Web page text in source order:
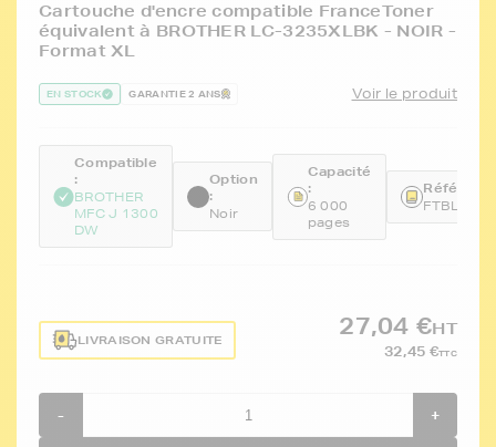
Cartouche d'encre compatible FranceToner
équivalent à BROTHER LC-3235XLBK - NOIR -
Format XL
EN STOCK GARANTIE 2 ANS Voir le produit
Compatible
:
BROTHER
MFC J 1300
DW
Option
:
Noir
Capacité
:
6 000
pages
LIVRAISON GRATUITE
27,04 €HT
32,45 €TTC
- +